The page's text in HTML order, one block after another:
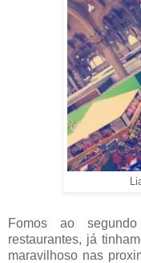
Fomos ao
restaurantes, já
maravilhoso nas